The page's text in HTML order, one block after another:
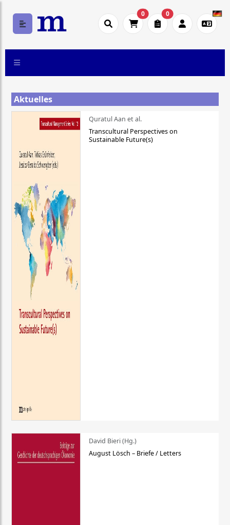
0 0
Aktuelles
Quratul Aan et al.
Transcultural Perspectives on
Sustainable Future(s)
David Bieri (Hg.)
August Lösch – Briefe / Letters